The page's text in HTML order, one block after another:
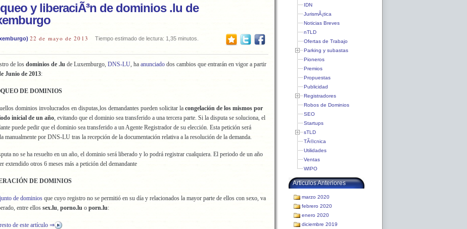
y liberaciÃ³n de dominios .lu de
22 de mayo de 2013 Tiempo estimado de lectura: 1,35 minutos.
de los dominios de .lu de Luxemburgo, DNS-LU, ha anunciado dos cambios que entrarán en vigor a partir
Junio de 2013:
DE DOMINIOS
dominios involucrados en disputas,los demandantes pueden solicitar la congelación de los mismos por
inicial de un año, evitando que el dominio sea transferido a una tercera parte. Si la disputa se soluciona, el
puede pedir que el dominio sea transferido a un Agente Registrador de su elección. Esta petición será
manualmente por DNS-LU tras la recepción de la documentación relativa a la resolución de la demanda.
no se ha resuelto en un año, el dominio será liberado y lo podrá registrar cualquiera. El periodo de un año
extendido otros 6 meses más a petición del demandante
DE DOMINIOS
de dominios que cuyo registro no se permitió en su día y relacionados la mayor parte de ellos con sexo, va
entre ellos sex.lu, porno.lu o porn.lu:
de este artículo ⇒
IDN
JurismÃ¡tica
Noticias Breves
nTLD
Ofertas de Trabajo
Parking y subastas
Pioneros
Premios
Propuestas
Publicidad
Registradores
Robos de Dominios
SEO
Startups
sTLD
TÃ©cnica
Utilidades
Ventas
WIPO
Articulos Anteriores
marzo 2020
febrero 2020
enero 2020
diciembre 2019